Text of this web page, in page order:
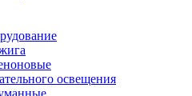
освещения